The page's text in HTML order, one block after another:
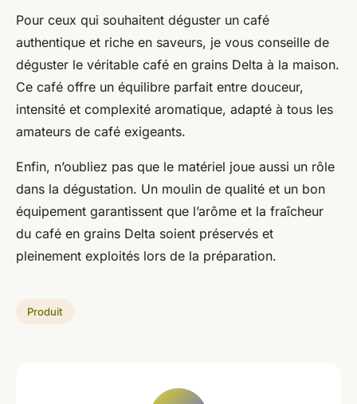
Pour ceux qui souhaitent déguster un café
authentique et riche en saveurs, je vous conseille de
déguster le véritable café en grains Delta à la maison.
Ce café offre un équilibre parfait entre douceur,
intensité et complexité aromatique, adapté à tous les
amateurs de café exigeants.
Enfin, n’oubliez pas que le matériel joue aussi un rôle
dans la dégustation. Un moulin de qualité et un bon
équipement garantissent que l’arôme et la fraîcheur
du café en grains Delta soient préservés et
pleinement exploités lors de la préparation.
Produit